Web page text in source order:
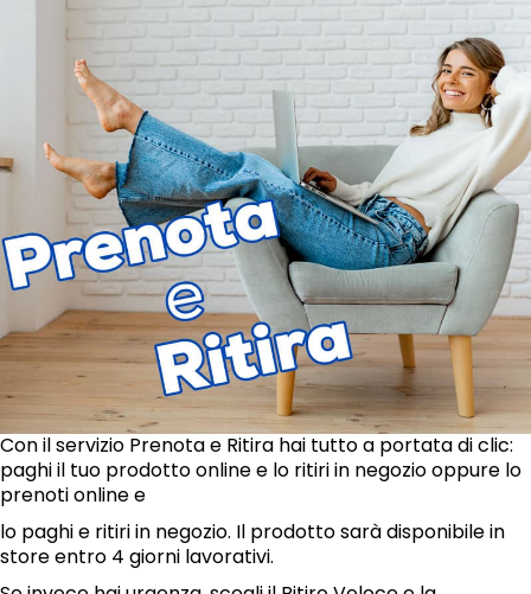
Con il servizio Prenota e Ritira hai tutto a portata di clic:
paghi il tuo prodotto online e lo ritiri in negozio oppure lo
prenoti online e
lo paghi e ritiri in negozio. Il prodotto sarà disponibile in
store entro 4 giorni lavorativi.